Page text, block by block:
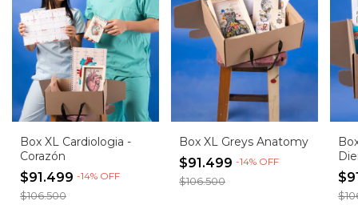
Box XL Cardiologia -
Corazón
$91.499 -14% OFF
$106.500
Box XL Greys Anatomy
$91.499-14% OFF
$106.500